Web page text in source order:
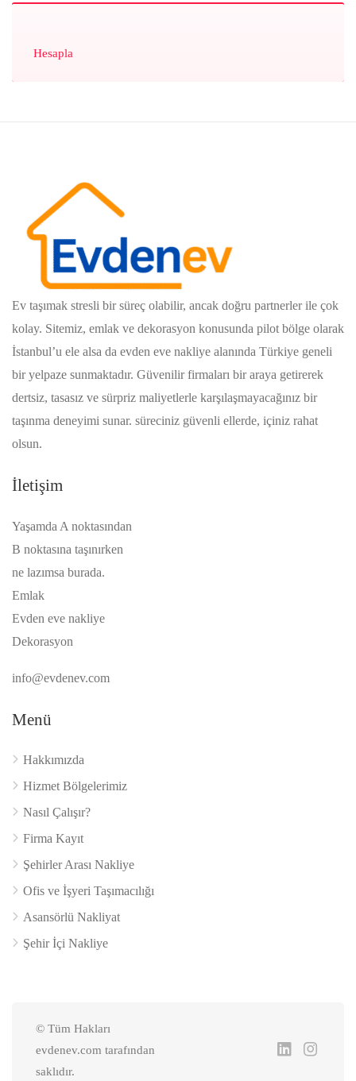
Hesapla
Ev taşımak stresli bir süreç olabilir, ancak doğru partnerler ile çok
kolay. Sitemiz, emlak ve dekorasyon konusunda pilot bölge olarak
İstanbul’u ele alsa da evden eve nakliye alanında Türkiye geneli
bir yelpaze sunmaktadır. Güvenilir firmaları bir araya getirerek
dertsiz, tasasız ve sürpriz maliyetlerle karşılaşmayacağınız bir
taşınma deneyimi sunar. süreciniz güvenli ellerde, içiniz rahat
olsun.
İletişim
Yaşamda A noktasından
B noktasına taşınırken
ne lazımsa burada.
Emlak
Evden eve nakliye
Dekorasyon
info@evdenev.com
Menü
Hakkımızda
Hizmet Bölgelerimiz
Nasıl Çalışır?
Firma Kayıt
Şehirler Arası Nakliye
Ofis ve İşyeri Taşımacılığı
Asansörlü Nakliyat
Şehir İçi Nakliye
© Tüm Hakları
evdenev.com tarafından
saklıdır.